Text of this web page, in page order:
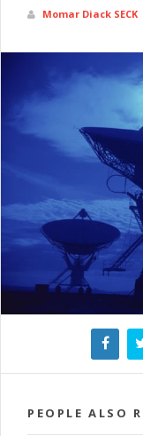
Momar Diack SECK
PEOPLE ALSO